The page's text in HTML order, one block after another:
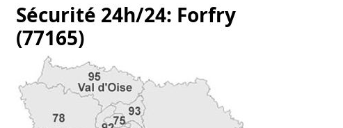
Sécurité 24h/24: Forfry
(77165)